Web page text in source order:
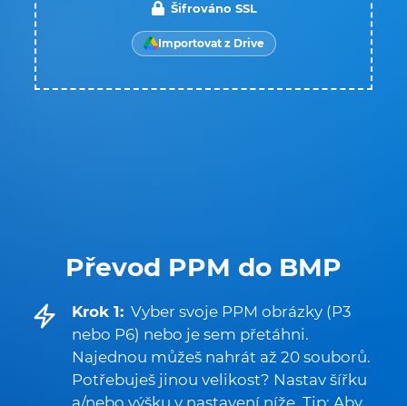
Převod PPM do BMP
Krok 1: Vyber svoje PPM obrázky (P3
nebo P6) nebo je sem přetáhni.
Najednou můžeš nahrát až 20 souborů.
Potřebuješ jinou velikost? Nastav šířku
a/nebo výšku v nastavení níže. Tip: Aby
Šifrováno SSL
Importovat z Drive